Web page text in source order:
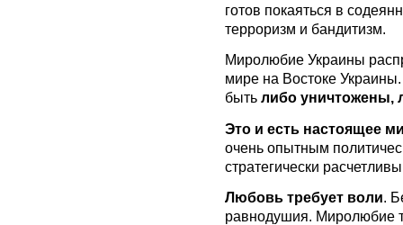
готов покаяться в
терроризм и бандитизм.
Миролюбие Украины
мире на Востоке
быть либо уничтожены,
Это и есть настоящее
очень опытным
стратегически
Любовь требует воли.
равнодушия. Миролюбие